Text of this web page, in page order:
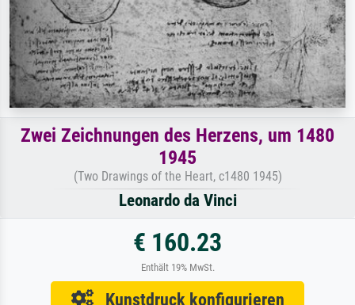
Zwei Zeichnungen des Herzens, um 1480
1945
(Two Drawings of the Heart, c1480 1945)
Leonardo da Vinci
€ 160.23
Enthält 19% MwSt.
Kunstdruck konfigurieren